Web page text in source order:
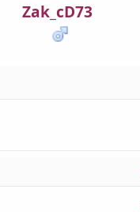
Zak_cD73